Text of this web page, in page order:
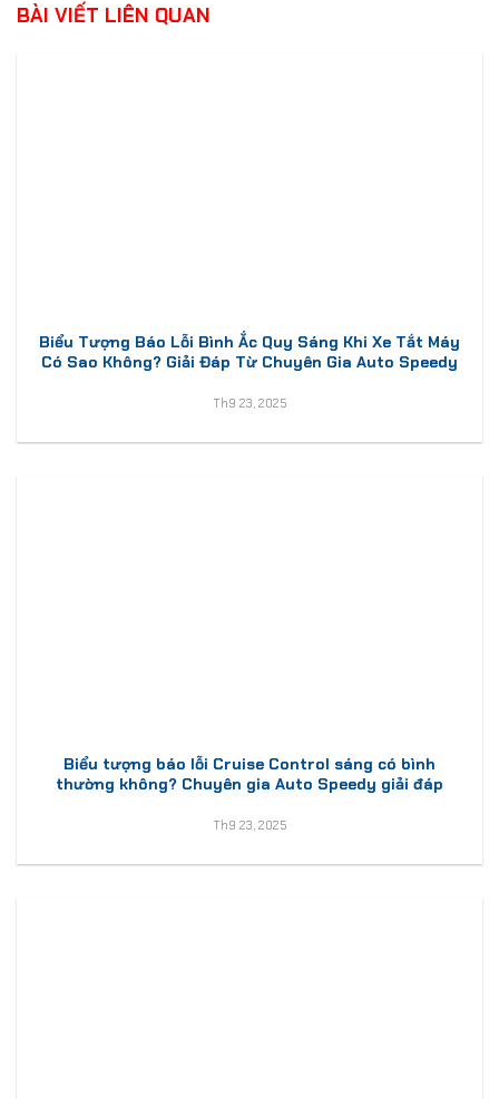
BÀI VIẾT LIÊN QUAN
Biểu Tượng Báo Lỗi Bình Ắc Quy Sáng Khi Xe Tắt Máy
Có Sao Không? Giải Đáp Từ Chuyên Gia Auto Speedy
Th9 23, 2025
Biểu tượng báo lỗi Cruise Control sáng có bình
thường không? Chuyên gia Auto Speedy giải đáp
Th9 23, 2025